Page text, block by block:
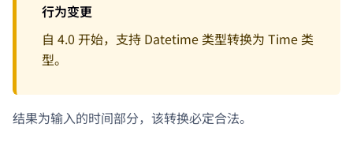
行为变更
自 4.0 开始，支持 Datetime 类型转换为 Time 类
型。
结果为输入的时间部分，该转换必定合法。